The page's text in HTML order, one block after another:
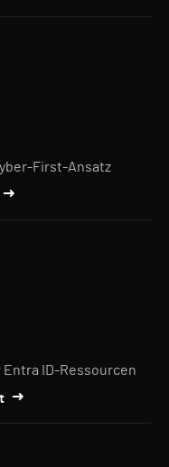
First-Ansatz
ID-Ressourcen